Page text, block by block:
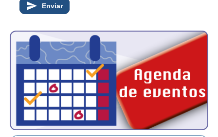
PISO SALARIAL
OPORTUNIDADES
APRESENTAÇÃO
EMPREGO E ESTÁGIO
CARREIRA
AUTÔNOMOS E SERVIÇOS
Enviar